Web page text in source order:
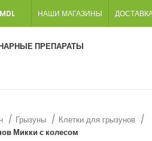
НАШИ МАГАЗИНЫ
ПРЕПАРАТЫ
Грызуны
Клетки для грызунов
Микки с колесом